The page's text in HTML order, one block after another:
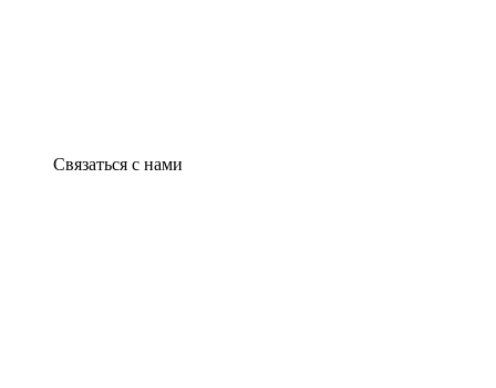
Связаться с нами